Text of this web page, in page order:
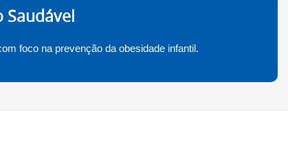
Saudável
foco na prevenção da obesidade infantil.